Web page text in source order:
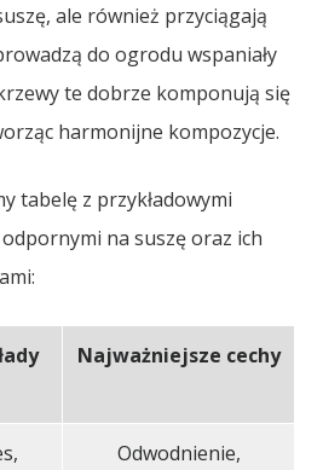
ale również przyciągają
do ogrodu wspaniały
te dobrze komponują się
harmonijne kompozycje.
tabelę z przykładowymi
na suszę oraz ich
Najważniejsze cechy
Odwodnienie,